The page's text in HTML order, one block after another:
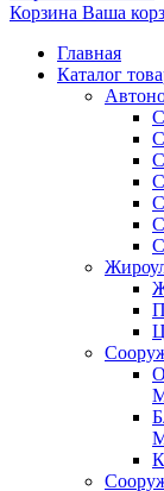
Корзина Ваша
Главная
Каталог